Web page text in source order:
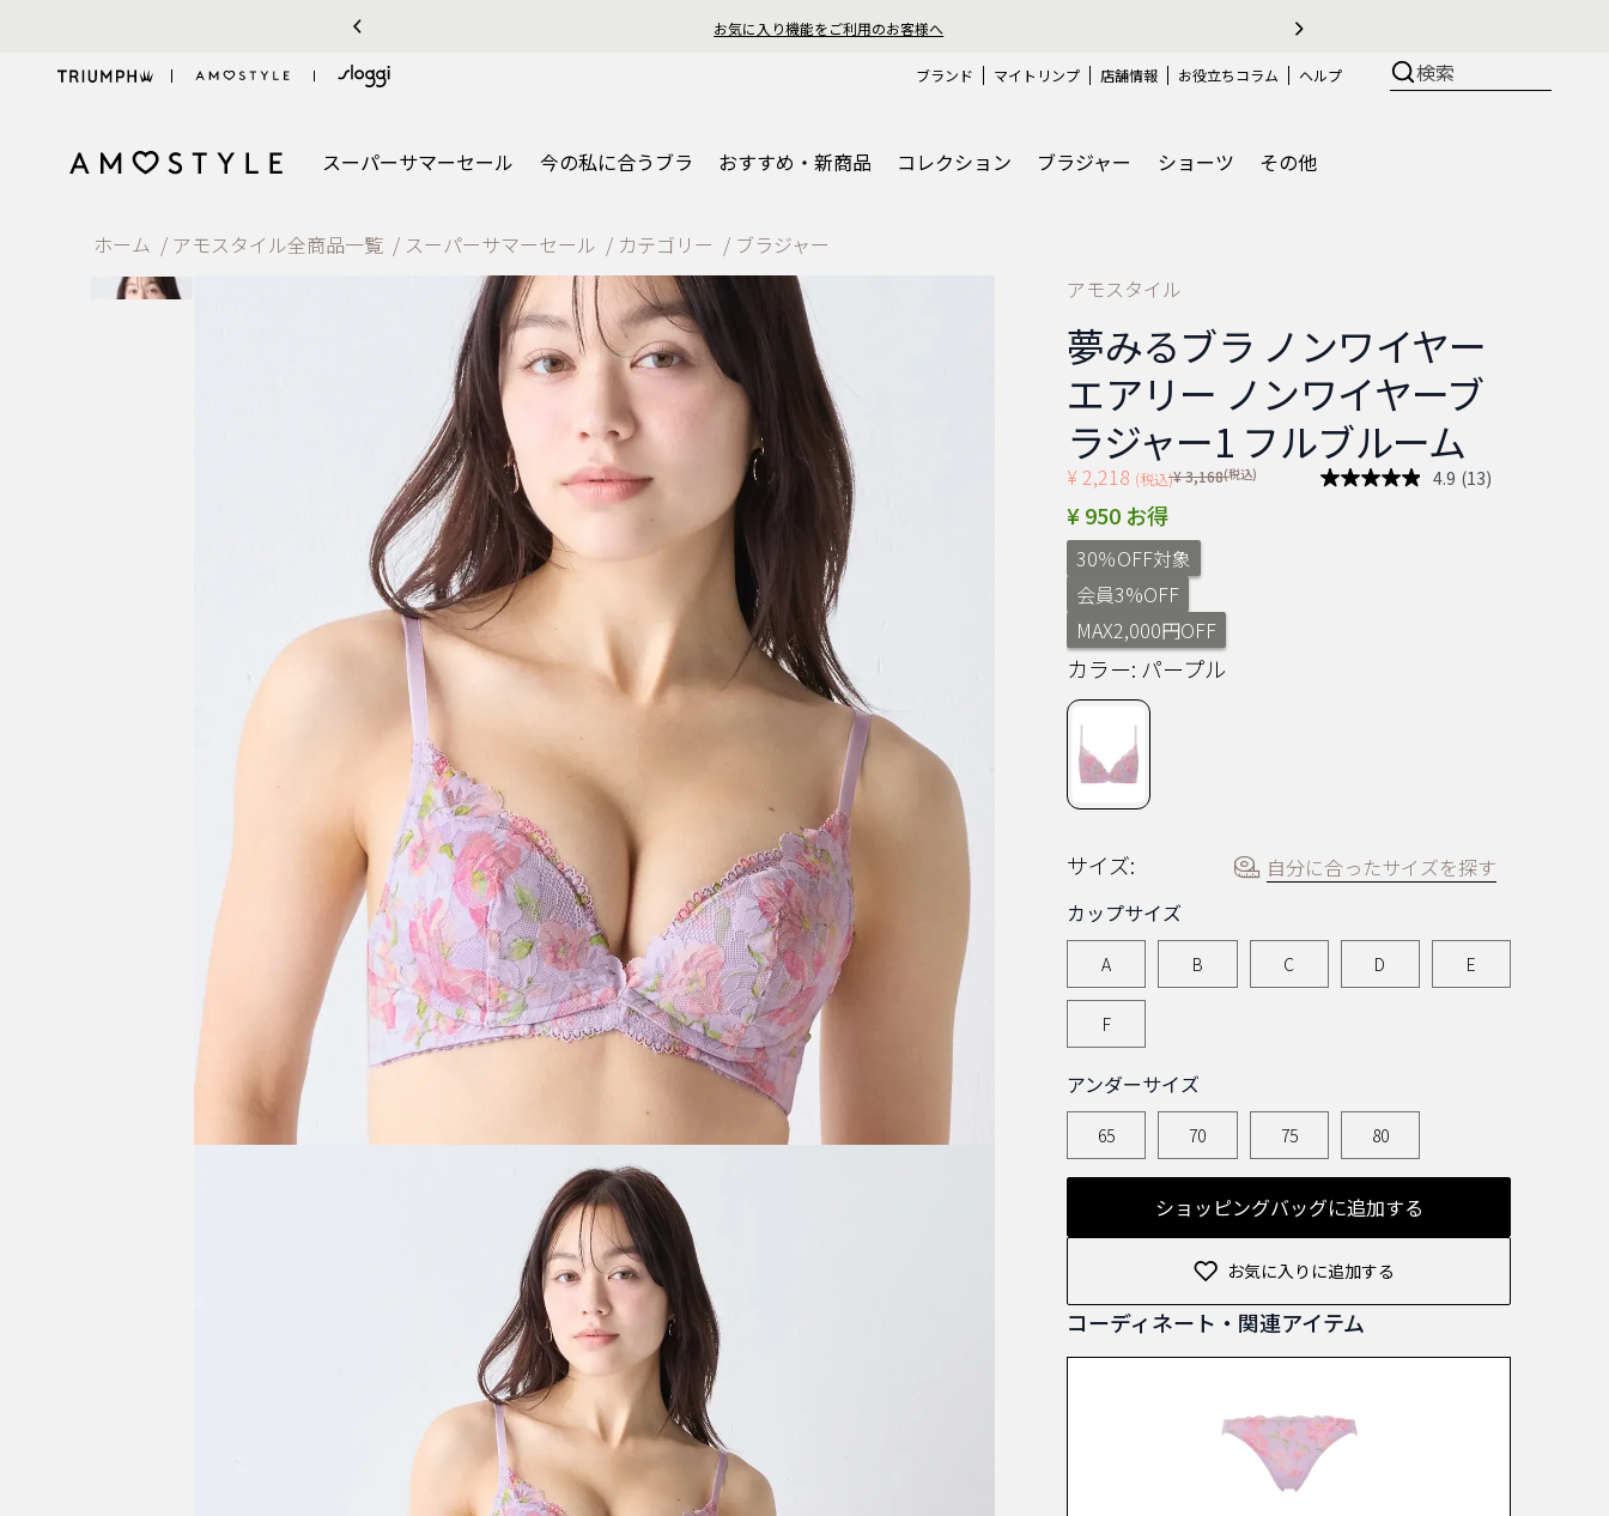
おうちで簡単♪ブラサイズの測り方、選び方
ブランド マイトリンプ 店舗情報 お役立ちコラム ヘルプ
スーパーサマーセール 今の私に合うブラ おすすめ・新商品 コレクション ブラジャー ショーツ その他
検索
ホーム アモスタイル全商品一覧 スーパーサマーセール カテゴリー ブラジャー
アモスタイル
夢みるブラ ノンワイヤー
エアリー ノンワイヤーブ
ラジャー1 フルブルーム
¥ 2,218 (税込)Price reduced from
¥ 3,168(税込) 4.9 レ
(13)
¥ 950 お得
30％OFF対象
会員3%OFF
MAX2,000円OFF
カラー: パープル
サイズ:
自分に合ったサイズを探す
カップサイズ
A B C D E
F
アンダーサイズ
65 70 75 80
ショッピングバッグに追加する
お気に入りに追加する
コーディネート・関連アイテム